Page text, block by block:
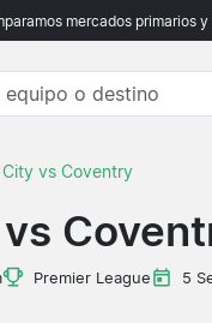
mercados primarios
vs Coventry
Premier League 5